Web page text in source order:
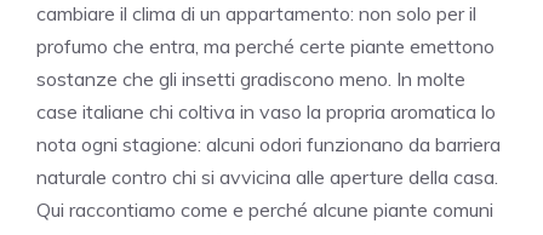
cambiare il clima di un appartamento: non solo per il
profumo che entra, ma perché certe piante emettono
sostanze che gli insetti gradiscono meno. In molte
case italiane chi coltiva in vaso la propria aromatica lo
nota ogni stagione: alcuni odori funzionano da barriera
naturale contro chi si avvicina alle aperture della casa.
Qui raccontiamo come e perché alcune piante comuni